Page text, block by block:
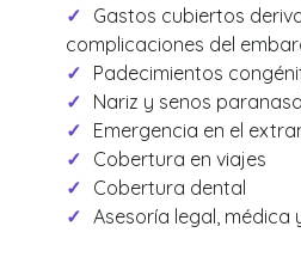
Gastos cubiertos
complicaciones del
Padecimientos
Nariz y senos
Emergencia en el
Cobertura en viajes
Cobertura dental
Asesoría legal, médica